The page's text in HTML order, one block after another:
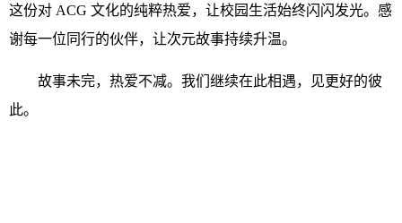
这份对 ACG 文化的纯粹热爱，让校园生活始终闪闪发光。感
谢每一位同行的伙伴，让次元故事持续升温。
故事未完，热爱不减。我们继续在此相遇，见更好的彼
此。